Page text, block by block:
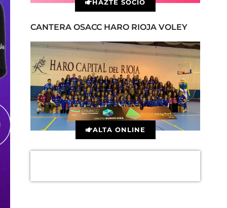
HAZTE SOCIO
CANTERA OSACC HARO RIOJA VOLEY
ALTA ONLINE